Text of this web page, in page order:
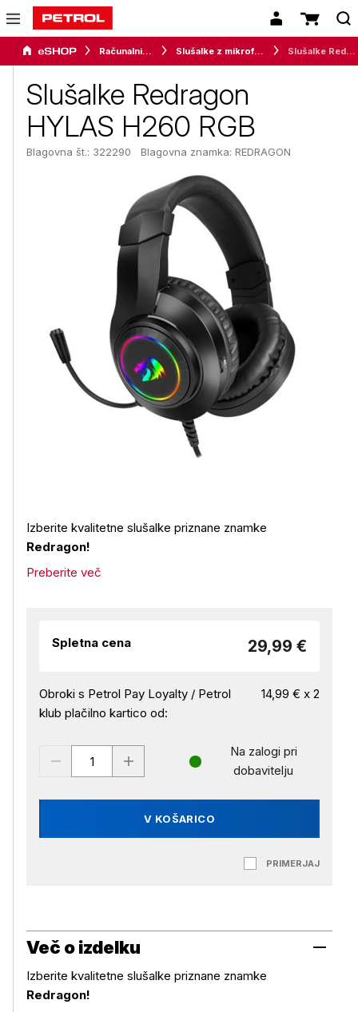
Računalništvo Slušalke z mikrofonom Slušalke Redragon HYLAS H260 RGB
Slušalke Redragon
HYLAS H260 RGB
Blagovna št.: 322290 Blagovna znamka: REDRAGON
Izberite kvalitetne slušalke priznane znamke
Redragon!
Preberite več
Spletna cena 29,99 €
Obroki s Petrol Pay Loyalty / Petrol
klub plačilno kartico od:
14,99 € x 2
V KOŠARICO
Na zalogi pri
dobavitelju
PRIMERJAJ
Več o izdelku
Izberite kvalitetne slušalke priznane znamke
Redragon!